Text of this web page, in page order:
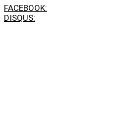
FACEBOOK:
DISQUS: